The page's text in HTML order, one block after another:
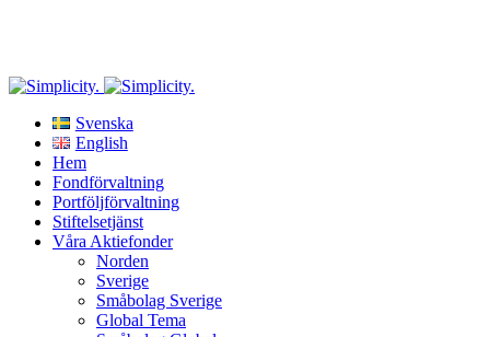
Svenska
English
Hem
Fondförvaltning
Portföljförvaltning
Stiftelsetjänst
Våra Aktiefonder
Norden
Sverige
Småbolag Sverige
Global Tema